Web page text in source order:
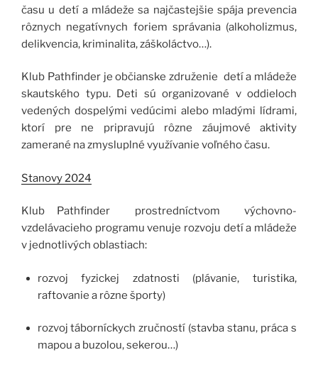
času u detí a mládeže sa najčastejšie spája prevencia
rôznych negatívnych foriem správania (alkoholizmus,
delikvencia, kriminalita, záškoláctvo…).
Klub Pathfinder je občianske združenie detí a mládeže
skautského typu. Deti sú organizované v oddieloch
vedených dospelými vedúcimi alebo mladými lídrami,
ktorí pre ne pripravujú rôzne záujmové aktivity
zamerané na zmysluplné využívanie voľného času.
Stanovy 2024
Klub Pathfinder prostredníctvom výchovno-
vzdelávacieho programu venuje rozvoju detí a mládeže
v jednotlivých oblastiach:
rozvoj fyzickej zdatnosti (plávanie, turistika,
raftovanie a rôzne športy)
rozvoj táborníckych zručností (stavba stanu, práca s
mapou a buzolou, sekerou…)